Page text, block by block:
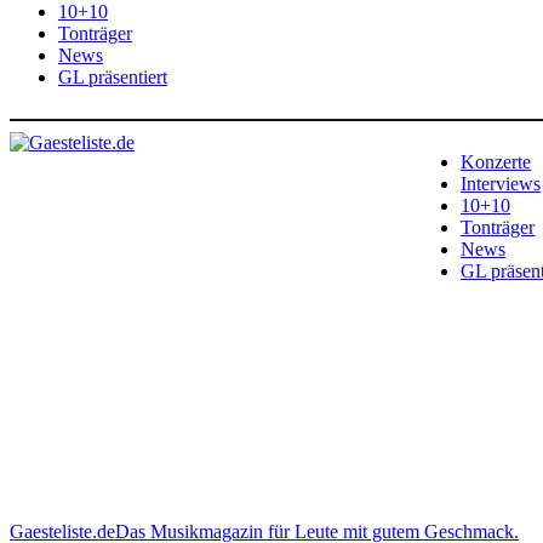
10+10
Tonträger
News
GL präsentiert
Konzerte
Interviews
10+10
Tonträger
News
GL
Gaesteliste.deDas Musikmagazin für Leute mit gutem Geschmack.